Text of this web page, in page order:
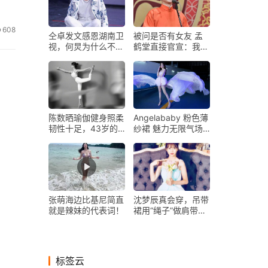
608
仝卓发文感恩湖南卫
视，何炅为什么不帮
被问是否有女友 孟
鹤堂直接官宣：我都
陈数晒瑜伽健身照柔
韧性十足，43岁的
Angelababy 粉色薄
纱裙 魅力无限气场
张萌海边比基尼简直
就是辣妹的代表词！
沈梦辰真会穿，吊带
裙用“绳子”做肩带，
标签云